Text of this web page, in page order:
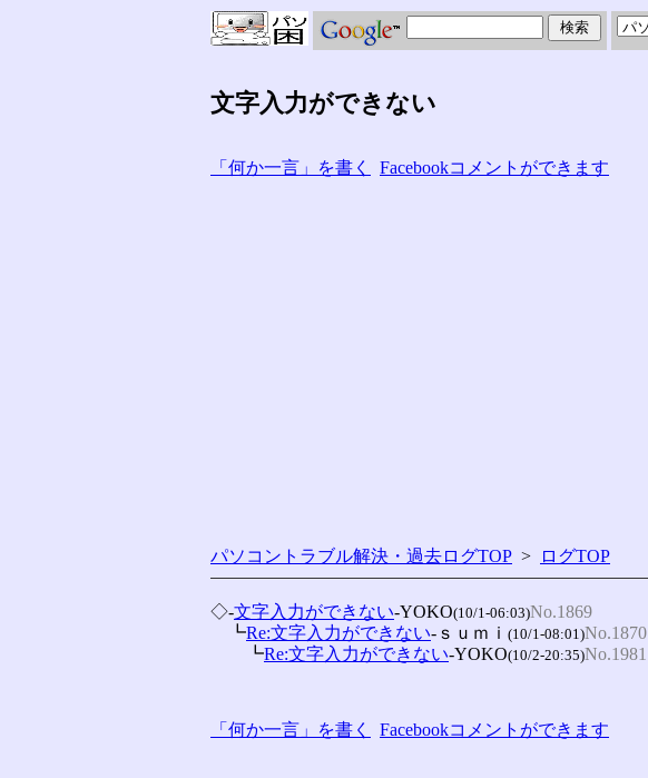
文字入力ができない
「何か一言」を書く Facebookコメントができます
パソコントラブル解決・過去ログTOP > ログTOP
◇-文字入力ができない-YOKO(10/1-06:03)No.1869
┗Re:文字入力ができない-ｓｕｍｉ (10/1-08:01)No.1870
┗Re:文字入力ができない-YOKO(10/2-20:35)No.1981
「何か一言」を書く Facebookコメントができます